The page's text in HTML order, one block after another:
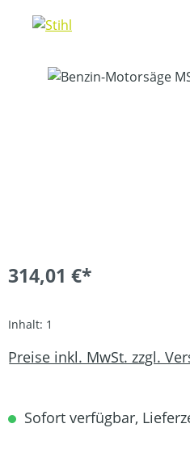
Bildergalerie überspringen
314,01 €*
Inhalt: 1
Preise inkl. MwSt. zzgl.
Sofort verfügbar,